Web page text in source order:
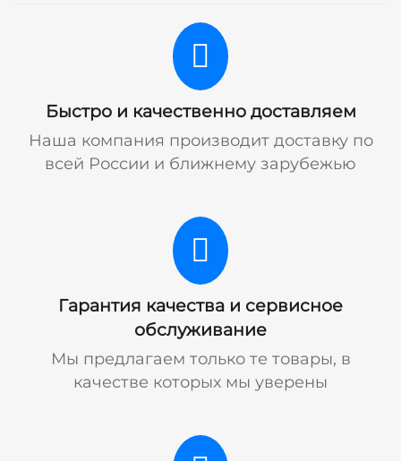
Быстро и качественно доставляем
Наша компания производит доставку по
всей России и ближнему зарубежью
Гарантия качества и сервисное
обслуживание
Мы предлагаем только те товары, в
качестве которых мы уверены